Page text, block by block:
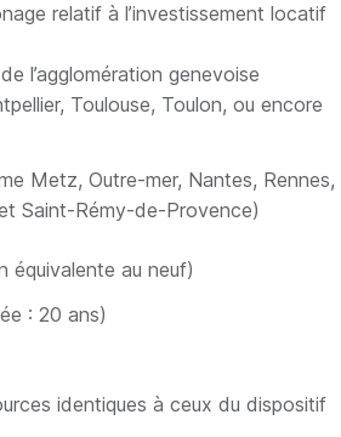
relatif à l’investissement locatif
l’agglomération genevoise
Toulouse, Toulon, ou encore
Metz, Outre-mer, Nantes, Rennes,
Saint-Rémy-de-Provence)
équivalente au neuf)
: 20 ans)
identiques à ceux du dispositif